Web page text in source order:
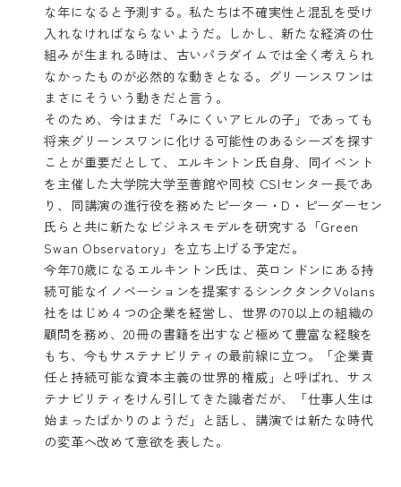
な年になると予測する。私たちは不確実性と混乱を受け
入れなければならないようだ。しかし、新たな経済の仕
組みが生まれる時は、古いパラダイムでは全く考えられ
なかったものが必然的な動きとなる。グリーンスワンは
まさにそういう動きだと言う。
そのため、今はまだ「みにくいアヒルの子」であっても
将来グリーンスワンに化ける可能性のあるシーズを探す
ことが重要だとして、エルキントン氏自身、同イベント
を主催した大学院大学至善館や同校 CSIセンター長であ
り、同講演の進行役を務めたピーター・D・ピーダーセン
氏らと共に新たなビジネスモデルを研究する 「Green
Swan Observatory」 を立ち上げる予定だ。
今年70歳になるエルキントン氏は、英ロンドンにある持
続可能なイノベーションを提案するシンクタンクVolans
社をはじめ４つの企業を経営し、世界の70以上の組織の
顧問を務め、20冊の書籍を出すなど極めて豊富な経験を
もち、今もサステナビリティの最前線に立つ。「企業責
任と持続可能な資本主義の世界的権威」と呼ばれ、サス
テナビリティをけん引してきた識者だが、「仕事人生は
始まったばかりのようだ」と話し、講演では新たな時代
の変革へ改めて意欲を表した。